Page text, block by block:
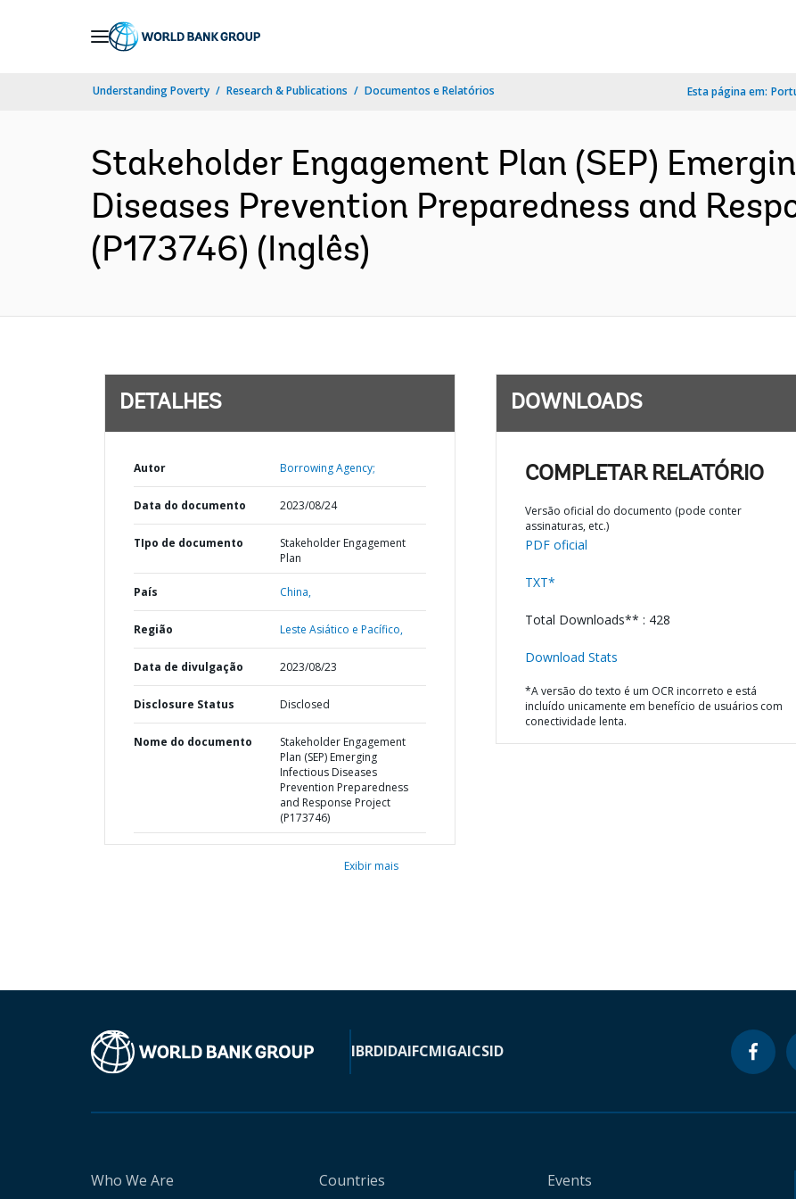
Understanding Poverty Research & Publications Documentos e Relatórios Esta página em:
Stakeholder Engagement Plan (SEP)
Diseases Prevention Preparedness and
(P173746) (Inglês)
DETALHES
Autor Borrowing Agency;
Data do documento 2023/08/24
TIpo de documento
Stakeholder Engagement
Plan
País China,
Região Leste Asiático e Pacífico,
Data de divulgação 2023/08/23
Disclosure Status Disclosed
Nome do documento
Stakeholder Engagement
Plan (SEP) Emerging
Infectious Diseases
Prevention Preparedness
and Response Project
(P173746)
Exibir mais
DOWNLOADS
COMPLETAR RELATÓRIO
Versão oficial do documento (pode conter
assinaturas, etc.)
PDF oficial
TXT*
Total Downloads** : 428
Download Stats
*A versão do texto é um OCR incorreto e está
incluído unicamente em benefício de usuários com
conectividade lenta.
IBRDIDAIFCMIGAICSID
Who We Are Countries Events